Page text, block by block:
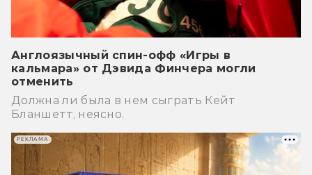
Англоязычный спин-офф «Игры в
кальмара» от Дэвида Финчера могли
отменить
Должна ли была в нем сыграть Кейт
Бланшетт, неясно.
РЕКЛАМА